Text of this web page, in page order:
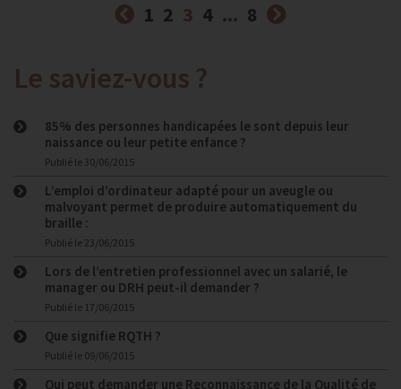
Précédent
1 2 3 (courante)
4 ... 8
Le saviez-vous ?
85% des personnes handicapées le sont depuis leur
naissance ou leur petite enfance ?
Publié le 30/06/2015
L’emploi d’ordinateur adapté pour un aveugle ou
malvoyant permet de produire automatiquement du
braille :
Publié le 23/06/2015
Lors de l’entretien professionnel avec un salarié, le
manager ou DRH peut-il demander ?
Publié le 17/06/2015
Que signifie RQTH ?
Publié le 09/06/2015
Qui peut demander une Reconnaissance de la Qualité de